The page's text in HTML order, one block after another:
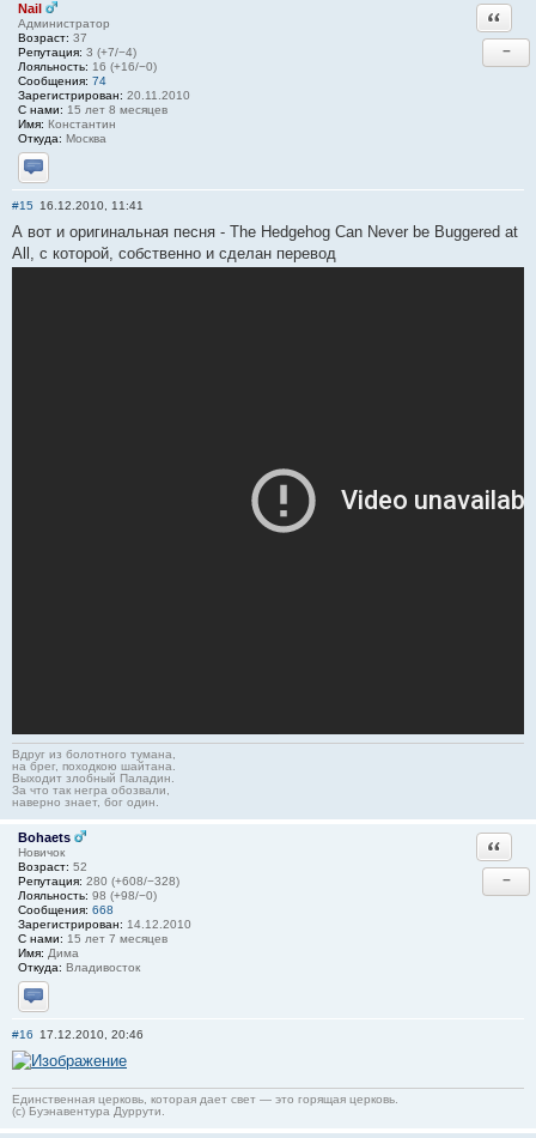
Nail
Администратор
Возраст: 37
Репутация: 3 (+7/−4)
Лояльность: 16 (+16/−0)
Сообщения: 74
Зарегистрирован: 20.11.2010
С нами: 15 лет 8 месяцев
Имя: Константин
Откуда: Москва
Отправить личное сообщение
−
#15 16.12.2010, 11:41
А вот и оригинальная песня - The Hedgehog Can Never be Buggered at
All, с которой, собственно и сделан перевод
Вдруг из болотного тумана,
на брег, походкою шайтана.
Выходит злобный Паладин.
За что так негра обозвали,
наверно знает, бог один.
Bohaets
Новичок
Возраст: 52
Репутация: 280 (+608/−328)
Лояльность: 98 (+98/−0)
Сообщения: 668
Зарегистрирован: 14.12.2010
С нами: 15 лет 7 месяцев
Имя: Дима
Откуда: Владивосток
Отправить личное сообщение
−
#16 17.12.2010, 20:46
Единственная церковь, которая дает свет — это горящая церковь.
(с) Буэнавентура Дуррути.